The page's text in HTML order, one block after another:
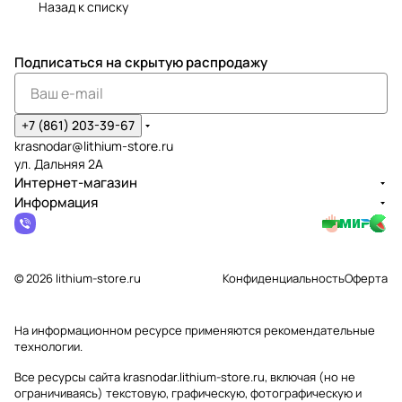
Назад к списку
Подписаться на скрытую распродажу
+7 (861) 203-39-67
krasnodar@lithium-store.ru
ул. Дальняя 2А
Интернет-магазин
Информация
© 2026 lithium-store.ru КонфиденциальностьОферта
На информационном ресурсе применяютсярекомендательные
технологии.
Все ресурсы сайта krasnodar.lithium-store.ru, включая (но не
ограничиваясь) текстовую, графическую, фотографическую и